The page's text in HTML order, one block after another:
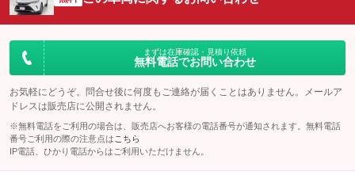
まずは在庫確認・見積り依頼
無料電話でお問い合わせ
お気軽にどうぞ。問合せ後に何度もご連絡が届くことはありません。メールア
ドレスは販売店に公開されません。
※無料電話をご利用の場合は、販売店へお客様の電話番号が通知されます。無料電話
番号ご利用の際の注意点は こちら
IP電話、ひかり電話からはご利用いただけません。